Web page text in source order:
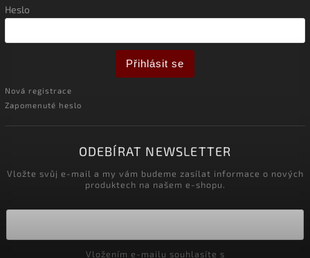
Heslo
Přihlásit se
Nová registrace
Zapomenuté heslo
ODEBÍRAT NEWSLETTER
Vložte svůj e-mail a my vám budeme zasílat informace o nových
produktech na našem e-shopu.